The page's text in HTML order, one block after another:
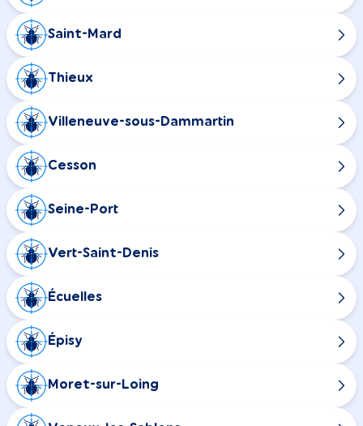
Saint-Mard
Thieux
Villeneuve-sous-Dammartin
Cesson
Seine-Port
Vert-Saint-Denis
Écuelles
Épisy
Moret-sur-Loing